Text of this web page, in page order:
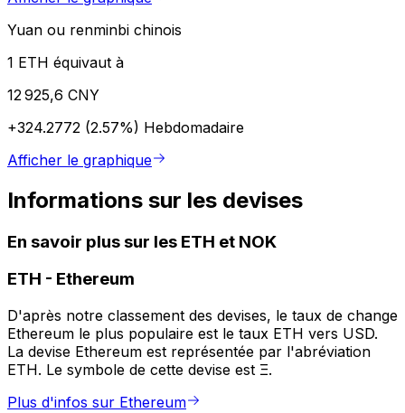
Yuan ou renminbi chinois
1 ETH équivaut à
12 925,6 CNY
+324.2772 (2.57%) Hebdomadaire
Afficher le graphique
Informations sur les devises
En savoir plus sur les ETH et NOK
ETH - Ethereum
D'après notre classement des devises, le taux de change
Ethereum le plus populaire est le taux ETH vers USD.
La devise Ethereum est représentée par l'abréviation
ETH. Le symbole de cette devise est Ξ.
Plus d'infos sur Ethereum